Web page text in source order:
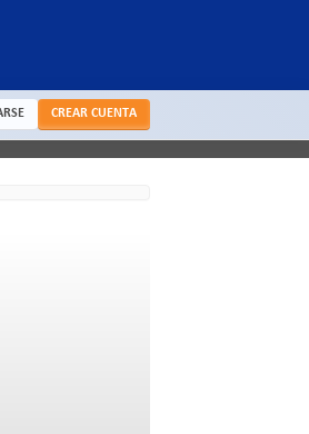
CREAR CUENTA